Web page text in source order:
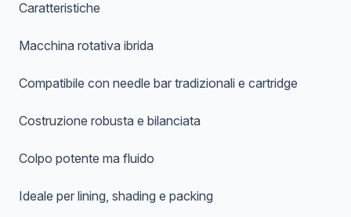
Caratteristiche
Macchina rotativa ibrida
Compatibile con needle bar tradizionali e cartridge
Costruzione robusta e bilanciata
Colpo potente ma fluido
Ideale per lining, shading e packing